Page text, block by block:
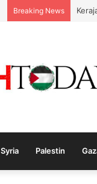
Breaking News
Syria Palestin